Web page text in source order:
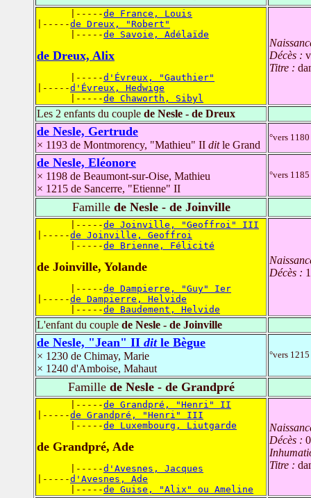
      |-----
de France, Louis
|-----de Dreux, "Robert"
      |-----
de Savoie, Adélaïde
de Dreux, Alix
      |-----
d'Évreux, "Gauthier"
|-----d'Évreux, Hedwige
      |-----
de Chaworth, Sibyl
Décès :
Titre :
Les 2 enfants du couple de Nesle - de Dreux
de Nesle, Gertrude
× 1193 de Montmorency, "Mathieu" II ditle Grand
°vers
de Nesle, Eléonore
× 1198 de Beaumont-sur-Oise, Mathieu
× 1215 de Sancerre, "Etienne" II
°vers
Famillede Nesle - de Joinville
      |-----
de Joinville, "Geoffroi" III
|-----de Joinville, Geoffroi
      |-----
de Brienne, Félicité
de Joinville, Yolande
      |-----
de Dampierre, "Guy" Ier
|-----de Dampierre, Helvide
      |-----
de Baudement, Helvide
Décès :
L'enfant du couple de Nesle - de Joinville
de Nesle, "Jean" II ditle Bègue
× 1230 de Chimay, Marie
× 1240 d'Amboise, Mahaut
°vers
Famillede Nesle - de Grandpré
      |-----
de Grandpré, "Henri" II
|-----de Grandpré, "Henri" III
      |-----
de Luxembourg, Liutgarde
de Grandpré, Ade
      |-----
d'Avesnes, Jacques
|-----d'Avesnes, Ade
      |-----
de Guise, "Alix" ou Ameline
Décès :
Titre :